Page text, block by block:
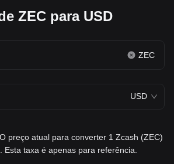
ZEC para USD
ZEC
USD
preço atual para converter 1 Zcash (ZEC)
Esta taxa é apenas para referência.